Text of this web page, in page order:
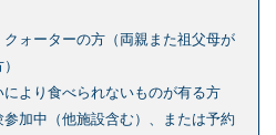
クォーターの方（両親また祖父母が
により食べられないものが有る方
参加中（他施設含む）、または予約